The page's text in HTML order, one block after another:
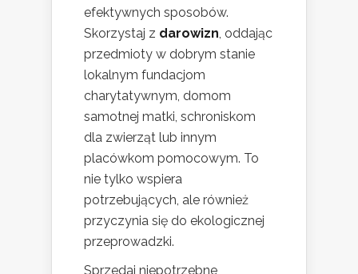
efektywnych sposobów.
Skorzystaj z darowizn , oddając
przedmioty w dobrym stanie
lokalnym fundacjom
charytatywnym, domom
samotnej matki, schroniskom
dla zwierząt lub innym
placówkom pomocowym. To
nie tylko wspiera
potrzebujących, ale również
przyczynia się do ekologicznej
przeprowadzki.
Sprzedaj niepotrzebne